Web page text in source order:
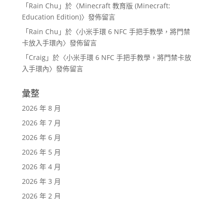
「Rain Chu 」於〈Minecraft 教育版 (Minecraft:
Education Edition)〉發佈留言
「Rain Chu 」於〈小米手環 6 NFC 手把手教學，將門禁
卡放入手環內〉發佈留言
「Craig」於〈小米手環 6 NFC 手把手教學，將門禁卡放
入手環內〉發佈留言
彙整
2026 年 8 月
2026 年 7 月
2026 年 6 月
2026 年 5 月
2026 年 4 月
2026 年 3 月
2026 年 2 月